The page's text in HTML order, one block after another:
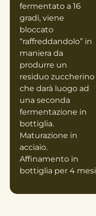
fermentato a 16
gradi, viene
bloccato
“raffreddandolo” in
maniera da
produrre un
residuo zuccherino
che darà luogo ad
una seconda
fermentazione in
bottiglia.
Maturazione in
acciaio.
Affinamento in
bottiglia per 4 mesi